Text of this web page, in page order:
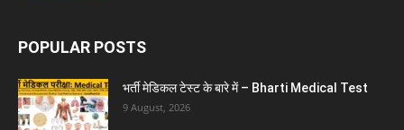
POPULAR POSTS
भर्ती मेडिकल टेस्ट के बारे में – Bharti Medical Test
9 August, 2026